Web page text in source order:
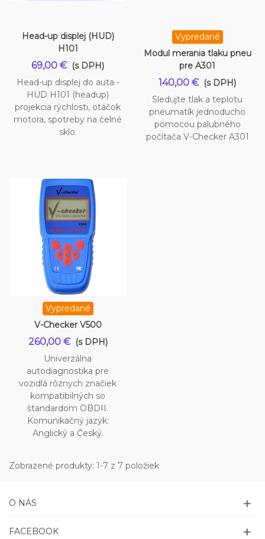
Head-up displej (HUD)
H101
69,00 € (s DPH)
Head-up displej do auta -
HUD H101 (headup)
projekcia rýchlosti, otáčok
motora, spotreby na čelné
sklo.
Vypredané
Modul merania tlaku pneu
pre A301
140,00 € (s DPH)
Sledujte tlak a teplotu
pneumatík jednoducho
pomocou palubného
počítača V-Checker A301
Vypredané
V-Checker V500
260,00 € (s DPH)
Univerzálna
autodiagnostika pre
vozidlá rôznych značiek
kompatibilných so
štandardom OBDII.
Komunikačný jazyk:
Anglický a Český.
Zobrazené produkty: 1-7 z 7 položiek
O NÁS
FACEBOOK